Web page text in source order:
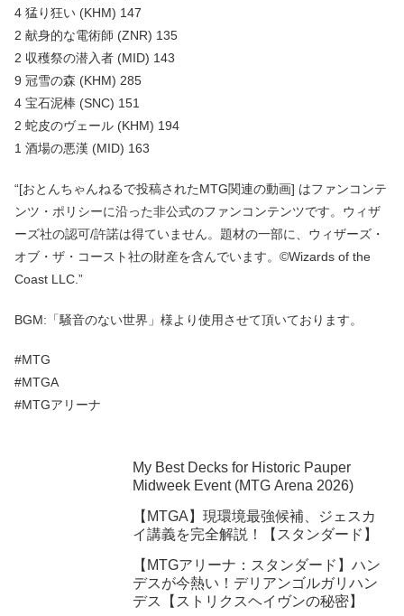
4 猛り狂い (KHM) 147
2 献身的な電術師 (ZNR) 135
2 収穫祭の潜入者 (MID) 143
9 冠雪の森 (KHM) 285
4 宝石泥棒 (SNC) 151
2 蛇皮のヴェール (KHM) 194
1 酒場の悪漢 (MID) 163
“[おとんちゃんねるで投稿されたMTG関連の動画] はファンコンテ
ンツ・ポリシーに沿った非公式のファンコンテンツです。ウィザ
ーズ社の認可/許諾は得ていません。題材の一部に、ウィザーズ・
オブ・ザ・コースト社の財産を含んでいます。©Wizards of the
Coast LLC.”
BGM:「騒音のない世界」様より使用させて頂いております。
#MTG
#MTGA
#MTGアリーナ
My Best Decks for Historic Pauper
Midweek Event (MTG Arena 2026)
【MTGA】現環境最強候補、ジェスカ
イ講義を完全解説！【スタンダード】
【MTGアリーナ：スタンダード】ハン
デスが今熱い！デリアンゴルガリハン
デス【ストリクスヘイヴンの秘密】